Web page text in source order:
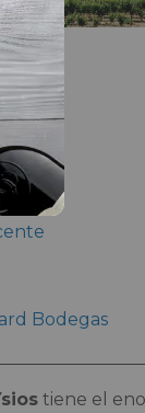
Bodegas
tiene el